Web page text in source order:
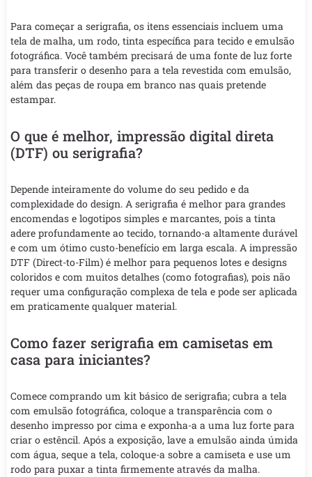
Para começar a serigrafia, os itens essenciais incluem uma
tela de malha, um rodo, tinta específica para tecido e emulsão
fotográfica. Você também precisará de uma fonte de luz forte
para transferir o desenho para a tela revestida com emulsão,
além das peças de roupa em branco nas quais pretende
estampar.
O que é melhor, impressão digital direta
(DTF) ou serigrafia?
Depende inteiramente do volume do seu pedido e da
complexidade do design. A serigrafia é melhor para grandes
encomendas e logotipos simples e marcantes, pois a tinta
adere profundamente ao tecido, tornando-a altamente durável
e com um ótimo custo-benefício em larga escala. A impressão
DTF (Direct-to-Film) é melhor para pequenos lotes e designs
coloridos e com muitos detalhes (como fotografias), pois não
requer uma configuração complexa de tela e pode ser aplicada
em praticamente qualquer material.
Como fazer serigrafia em camisetas em
casa para iniciantes?
Comece comprando um kit básico de serigrafia; cubra a tela
com emulsão fotográfica, coloque a transparência com o
desenho impresso por cima e exponha-a a uma luz forte para
criar o estêncil. Após a exposição, lave a emulsão ainda úmida
com água, seque a tela, coloque-a sobre a camiseta e use um
rodo para puxar a tinta firmemente através da malha.